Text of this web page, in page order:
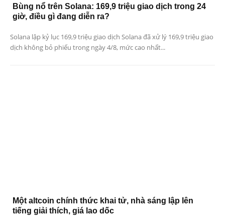
Bùng nổ trên Solana: 169,9 triệu giao dịch trong 24
giờ, điều gì đang diễn ra?
Solana lập kỷ lục 169,9 triệu giao dịch Solana đã xử lý 169,9 triệu giao
dịch không bỏ phiếu trong ngày 4/8, mức cao nhất...
Một altcoin chính thức khai tử, nhà sáng lập lên
tiếng giải thích, giá lao dốc